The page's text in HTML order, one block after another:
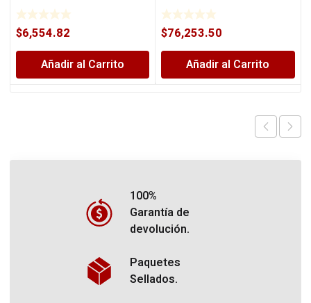
$6,554.82
Añadir al Carrito
$76,253.50
Añadir al Carrito
100%
Garantía de
devolución.
Paquetes
Sellados.